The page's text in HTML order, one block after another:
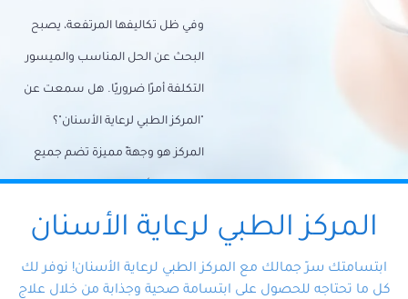
وفي ظل تكاليفها المرتفعة، يصبح
البحث عن الحل المناسب والميسور
التكلفة أمرًا ضروريًا. هل سمعت عن
"المركز الطبي لرعاية الأسنان"؟
المركز هو وجهةً مميزة تضم جميع
احتياجات الأسنان تحت سقف واحد،
وتضمن لك حلاً شاملًا لجميع
المتخصص ذوي الخبرة، ستجد نفسك
المركز الطبي لرعاية الأسنان
ابتسامتك سرّ جمالك مع المركز الطبي لرعاية الأسنان! نوفر لك
كل ما تحتاجه للحصول على ابتسامة صحية وجذابة من خلال علاج